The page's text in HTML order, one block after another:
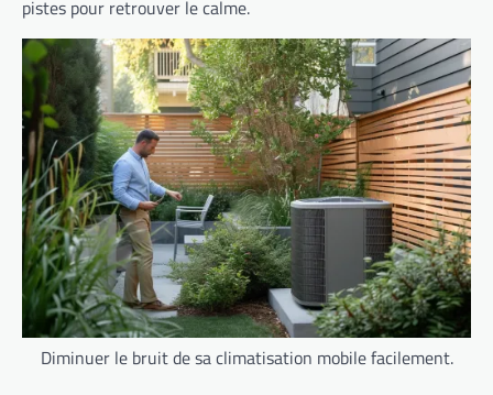
pistes pour retrouver le calme.
Diminuer le bruit de sa climatisation mobile facilement.